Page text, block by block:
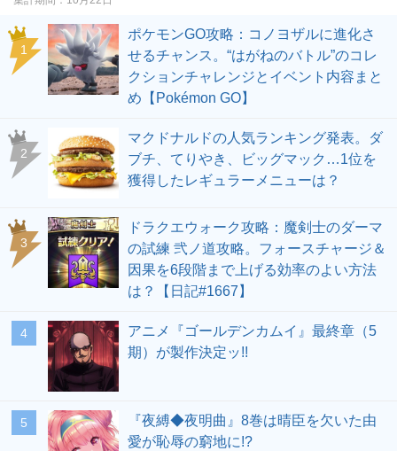
ポケモンGO攻略：コノヨザルに進化さ
せるチャンス。“はがねのバトル”のコレ
クションチャレンジとイベント内容まと
め【Pokémon GO】
マクドナルドの人気ランキング発表。ダ
ブチ、てりやき、ビッグマック…1位を
獲得したレギュラーメニューは？
ドラクエウォーク攻略：魔剣士のダーマ
の試練 弐ノ道攻略。フォースチャージ＆
因果を6段階まで上げる効率のよい方法
は？【日記#1667】
アニメ『ゴールデンカムイ』最終章（5
期）が製作決定ッ!!
『夜縛◆夜明曲』8巻は晴臣を欠いた由
愛が恥辱の窮地に!?